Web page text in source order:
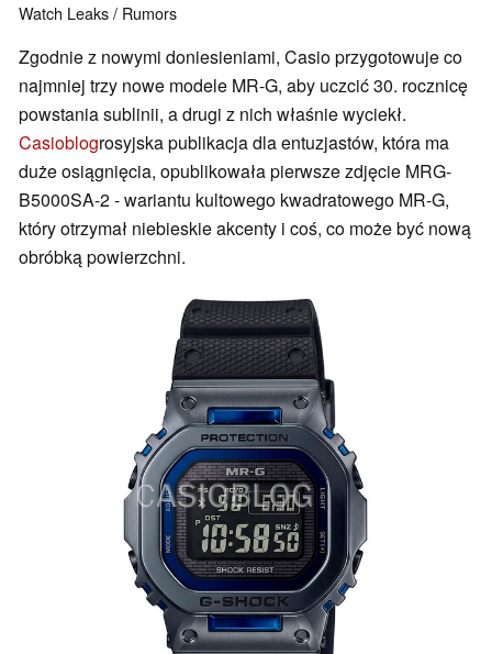
Watch Leaks / Rumors
Zgodnie z nowymi doniesieniami, Casio przygotowuje co
najmniej trzy nowe modele MR-G, aby uczcić 30. rocznicę
powstania sublinii, a drugi z nich właśnie wyciekł.
Casioblogrosyjska publikacja dla entuzjastów, która ma
duże osiągnięcia, opublikowała pierwsze zdjęcie MRG-
B5000SA-2 - wariantu kultowego kwadratowego MR-G,
który otrzymał niebieskie akcenty i coś, co może być nową
obróbką powierzchni.